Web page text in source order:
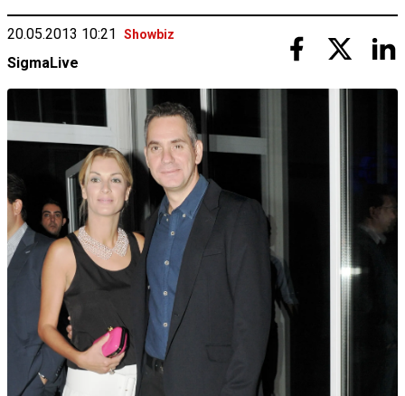
20.05.2013 10:21 Showbiz
SigmaLive